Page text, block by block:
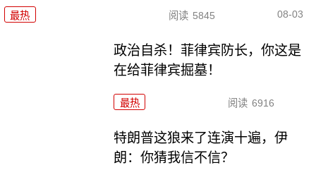
最热 阅读 5845 08-03
政治自杀！菲律宾防长，你这是
在给菲律宾掘墓！
最热 阅读 6916
特朗普这狼来了连演十遍，伊
朗：你猜我信不信？